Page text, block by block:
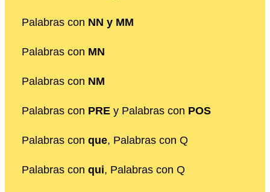
Palabras con NN y MM
Palabras con MN
Palabras con NM
Palabras con PRE y Palabras con POS
Palabras con que, Palabras con Q
Palabras con qui, Palabras con Q